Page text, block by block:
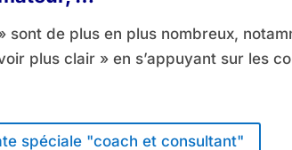
sont de plus en plus nombreux,
plus clair » en s’appuyant sur les
spéciale "coach et consultant"